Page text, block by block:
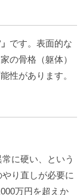
です。表面的な
の骨格（躯体）
性があります。
に硬い、という
り直しが必要に
万円を超えか